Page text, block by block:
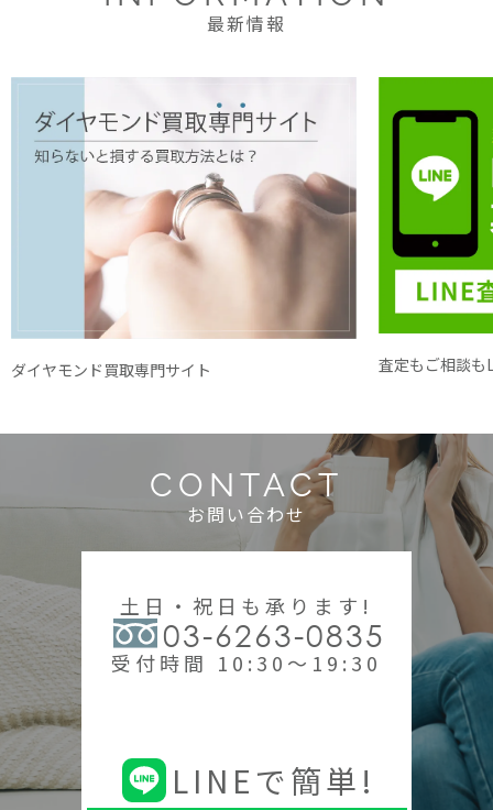
最新情報
ダイヤモンド買取専門サイト 査定もご相談も
CONTACT
お問い合わせ
土日・祝日も承ります!
03-6263-0835
受付時間 10:30～19:30
LINEで簡単!